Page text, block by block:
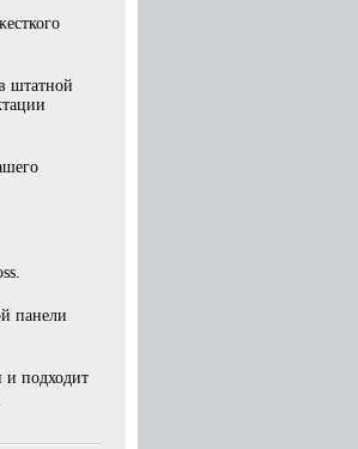
штатной
панели
и подходит